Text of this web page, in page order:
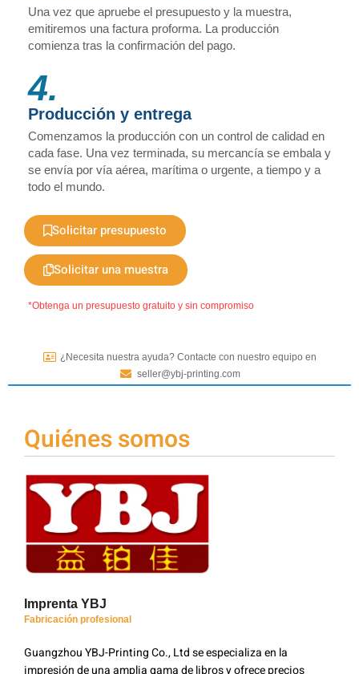
Una vez que apruebe el presupuesto y la muestra,
emitiremos una factura proforma. La producción
comienza tras la confirmación del pago.
4.
Producción y entrega
Comenzamos la producción con un control de calidad en
cada fase. Una vez terminada, su mercancía se embala y
se envía por vía aérea, marítima o urgente, a tiempo y a
todo el mundo.
Solicitar presupuesto
Solicitar una muestra
*Obtenga un presupuesto gratuito y sin compromiso
¿Necesita nuestra ayuda? Contacte con nuestro equipo en
seller@ybj-printing.com
Quiénes somos
Imprenta YBJ
Fabricación profesional
Guangzhou YBJ-Printing Co., Ltd se especializa en la